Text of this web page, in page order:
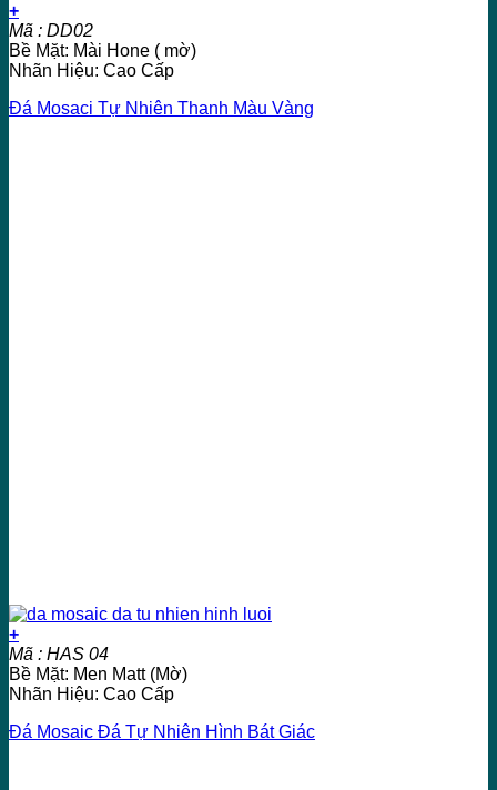
+
Mã : DD02
Bề Mặt: Mài Hone ( mờ)
Nhãn Hiệu: Cao Cấp
Đá Mosaci Tự Nhiên Thanh Màu Vàng
+
Mã : HAS 04
Bề Mặt: Men Matt (Mờ)
Nhãn Hiệu: Cao Cấp
Đá Mosaic Đá Tự Nhiên Hình Bát Giác